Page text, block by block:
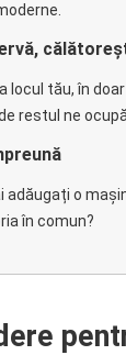
locul tău, în
restul ne
adăugați o
în comun?